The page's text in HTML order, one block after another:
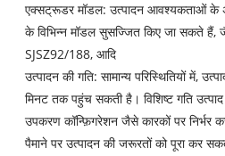
एक्सट्रूडर मॉडल: उत्पादन आवश्यकताओं के
के विभिन्न मॉडल सुसज्जित किए जा सकते
SJSZ92/188, आदि
उत्पादन की गति: सामान्य परिस्थितियों में,
मिनट तक पहुंच सकती है। विशिष्ट गति
उपकरण कॉन्फ़िगरेशन जैसे कारकों पर निर्भर
पैमाने पर उत्पादन की जरूरतों को पूरा कर